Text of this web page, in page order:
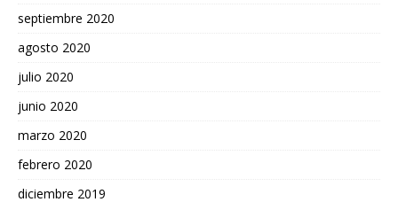
septiembre 2020
agosto 2020
julio 2020
junio 2020
marzo 2020
febrero 2020
diciembre 2019